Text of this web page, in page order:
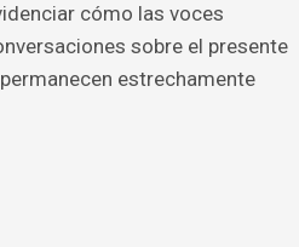
cómo las voces
sobre el presente
estrechamente